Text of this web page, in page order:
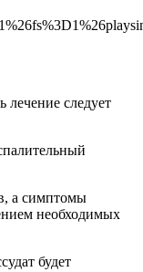
лечение следует
а симптомы
необходимых
будет